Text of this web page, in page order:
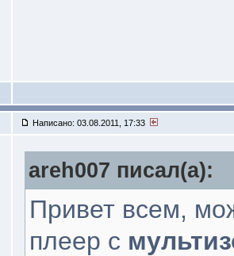
Написано: 03.08.2011, 17:33
areh007 писал(a):
Привет всем,
плеер с